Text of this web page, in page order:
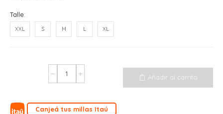
Talle:
XXL S M L XL
Añadir al carrito
Canjeá tus millas Itaú